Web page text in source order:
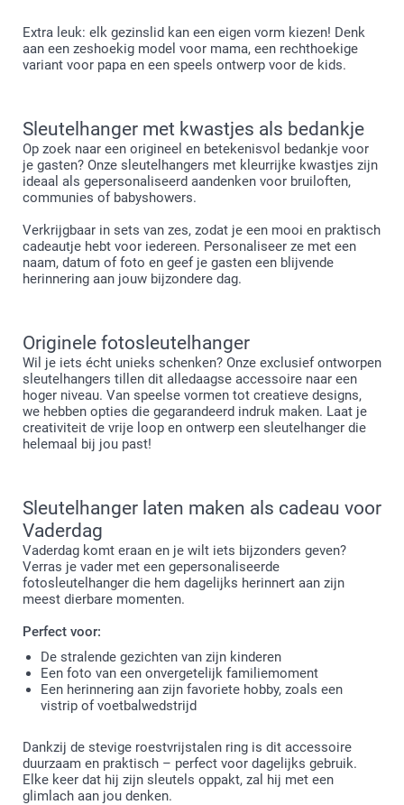
Extra leuk: elk gezinslid kan een eigen vorm kiezen! Denk
aan een zeshoekig model voor mama, een rechthoekige
variant voor papa en een speels ontwerp voor de kids.
Sleutelhanger met kwastjes als bedankje
Op zoek naar een origineel en betekenisvol bedankje voor
je gasten? Onze sleutelhangers met kleurrijke kwastjes zijn
ideaal als gepersonaliseerd aandenken voor bruiloften,
communies of babyshowers.
Verkrijgbaar in sets van zes, zodat je een mooi en praktisch
cadeautje hebt voor iedereen. Personaliseer ze met een
naam, datum of foto en geef je gasten een blijvende
herinnering aan jouw bijzondere dag.
Originele fotosleutelhanger
Wil je iets écht unieks schenken? Onze exclusief ontworpen
sleutelhangers tillen dit alledaagse accessoire naar een
hoger niveau. Van speelse vormen tot creatieve designs,
we hebben opties die gegarandeerd indruk maken. Laat je
creativiteit de vrije loop en ontwerp een sleutelhanger die
helemaal bij jou past!
Sleutelhanger laten maken als cadeau voor
Vaderdag
Vaderdag komt eraan en je wilt iets bijzonders geven?
Verras je vader met een gepersonaliseerde
fotosleutelhanger die hem dagelijks herinnert aan zijn
meest dierbare momenten.
Perfect voor:
De stralende gezichten van zijn kinderen
Een foto van een onvergetelijk familiemoment
Een herinnering aan zijn favoriete hobby, zoals een
vistrip of voetbalwedstrijd
Dankzij de stevige roestvrijstalen ring is dit accessoire
duurzaam en praktisch – perfect voor dagelijks gebruik.
Elke keer dat hij zijn sleutels oppakt, zal hij met een
glimlach aan jou denken.